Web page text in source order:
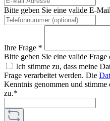
Bitte geben Sie eine valide E-
Ihre Frage *
Bitte geben Sie eine valide Frage
Ich stimme zu, dass meine
Frage verarbeitet werden. Die
Kenntnis genommen und stimme
zu.*